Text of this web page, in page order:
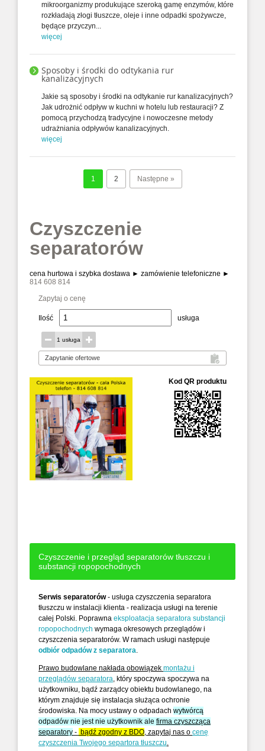
mikroorganizmy produkujące szeroką gamę enzymów, które
rozkładają złogi tłuszcze, oleje i inne odpadki spożywcze,
będące przyczyn...
więcej
Sposoby i środki do odtykania rur
kanalizacyjnych
Jakie są sposoby i środki na odtykanie rur kanalizacyjnych?
Jak udrożnić odpływ w kuchni w hotelu lub restauracji? Z
pomocą przychodzą tradycyjne i nowoczesne metody
udrażniania odpływów kanalizacyjnych.
więcej
1 2 Następne »
Czyszczenie
separatorów
cena hurtowa i szybka dostawa ► zamówienie telefoniczne ►
814 608 814
Zapytaj o cenę
Ilość usługa
1 usługa
Czyszczenie i przegląd separatorów tłuszczu i
substancji ropopochodnych
Serwis separatorów- usługa czyszczenia separatora
tłuszczu w instalacji klienta - realizacja usługi na terenie
całej Polski. Poprawna eksploatacja separatora substancji
ropopochodnych wymaga okresowych przeglądów i
czyszczenia separatorów. W ramach usługi następuje
odbiór odpadów z separatora.
Prawo budowlane nakłada obowiązek montażu i
przeglądów separatora, który spoczywa spoczywa na
użytkowniku, bądź zarządcy obiektu budowlanego, na
którym znajduje się instalacja służąca ochronie
środowiska. Na mocy ustawy o odpadach wytwórcą
odpadów nie jest nie użytkownik ale firma czyszcząca
separatory - bądź zgodny z BDO, zapytaj nas o cenę
czyszczenia Twojego separtora tłuszczu.
Kod QR produktu